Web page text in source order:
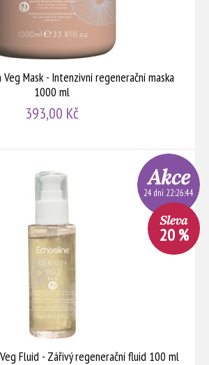
Mask - Intenzivní regenerační maska
1000 ml
393,00 Kč
Fluid - Zářivý regenerační fluid 100 ml
24 dní 22:26:44
20 %